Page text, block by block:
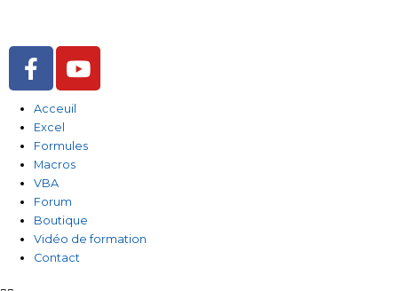
contenu
F
a
c
e
b
o
o
k
-
f
Y
o
u
Acceuil
Excel
Formules
Macros
VBA
Forum
Boutique
Vidéo de formation
Contact